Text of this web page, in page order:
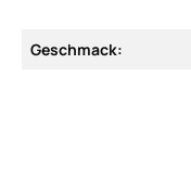
Geschmack: